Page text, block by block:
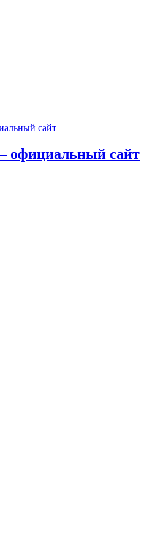
официальный сайт